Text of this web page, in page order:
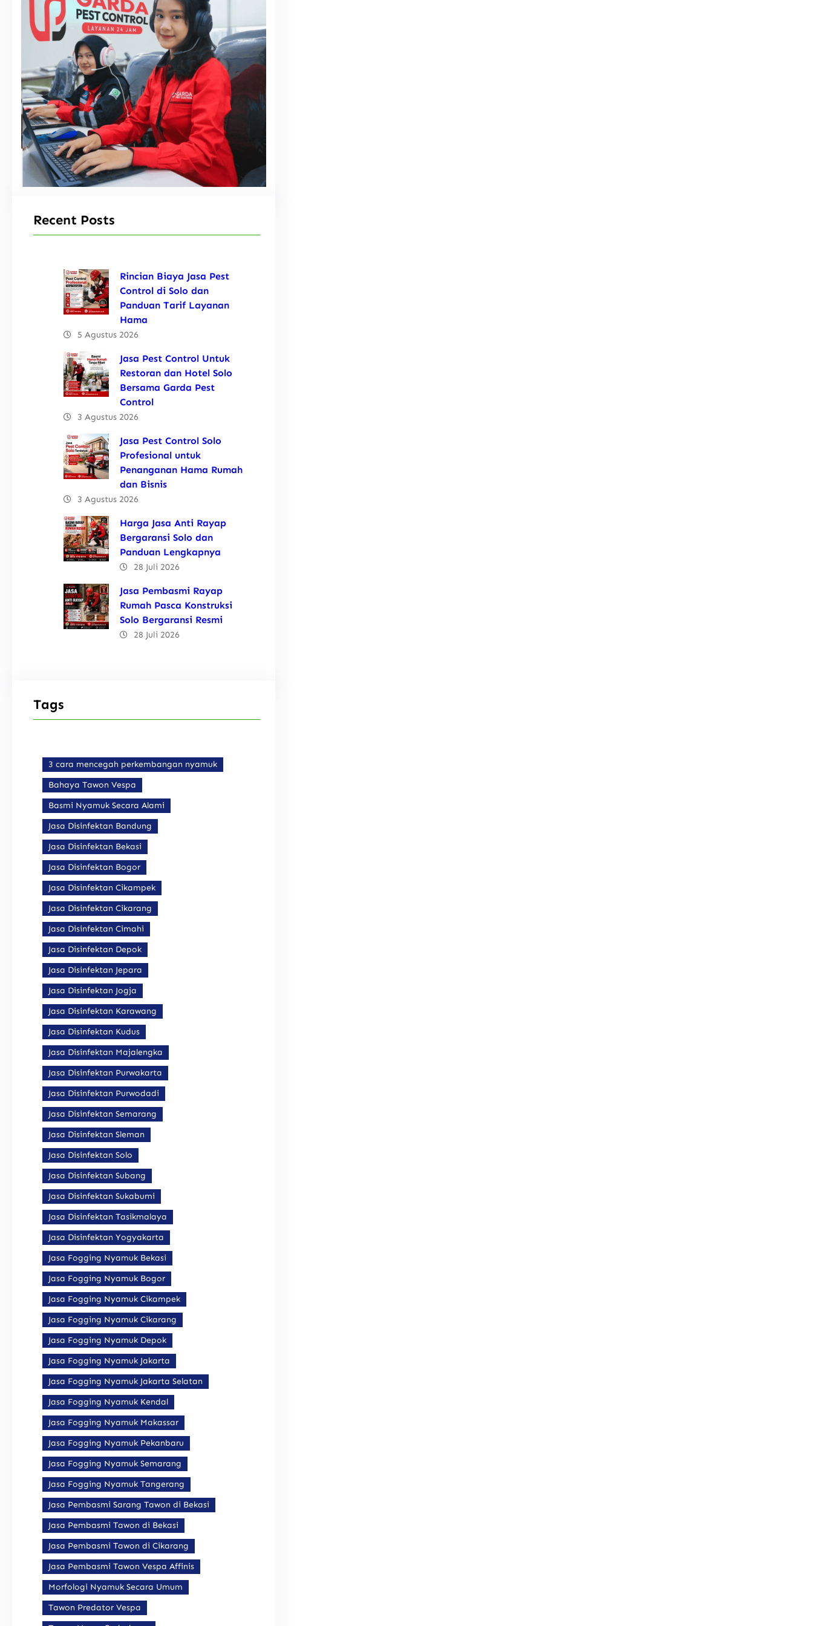
Recent Posts
Rincian Biaya Jasa Pest
Control di Solo dan
Panduan Tarif Layanan
Hama
5 Agustus 2026
Jasa Pest Control Untuk
Restoran dan Hotel Solo
Bersama Garda Pest
Control
3 Agustus 2026
Jasa Pest Control Solo
Profesional untuk
Penanganan Hama Rumah
dan Bisnis
3 Agustus 2026
Harga Jasa Anti Rayap
Bergaransi Solo dan
Panduan Lengkapnya
28 Juli 2026
Jasa Pembasmi Rayap
Rumah Pasca Konstruksi
Solo Bergaransi Resmi
28 Juli 2026
Tags
3 cara mencegah perkembangan nyamuk
Bahaya Tawon Vespa
Basmi Nyamuk Secara Alami
Jasa Disinfektan Bandung
Jasa Disinfektan Bekasi
Jasa Disinfektan Bogor
Jasa Disinfektan Cikampek
Jasa Disinfektan Cikarang
Jasa Disinfektan Cimahi
Jasa Disinfektan Depok
Jasa Disinfektan Jepara
Jasa Disinfektan Jogja
Jasa Disinfektan Karawang
Jasa Disinfektan Kudus
Jasa Disinfektan Majalengka
Jasa Disinfektan Purwakarta
Jasa Disinfektan Purwodadi
Jasa Disinfektan Semarang
Jasa Disinfektan Sleman
Jasa Disinfektan Solo
Jasa Disinfektan Subang
Jasa Disinfektan Sukabumi
Jasa Disinfektan Tasikmalaya
Jasa Disinfektan Yogyakarta
Jasa Fogging Nyamuk Bekasi
Jasa Fogging Nyamuk Bogor
Jasa Fogging Nyamuk Cikampek
Jasa Fogging Nyamuk Cikarang
Jasa Fogging Nyamuk Depok
Jasa Fogging Nyamuk Jakarta
Jasa Fogging Nyamuk Jakarta Selatan
Jasa Fogging Nyamuk Kendal
Jasa Fogging Nyamuk Makassar
Jasa Fogging Nyamuk Pekanbaru
Jasa Fogging Nyamuk Semarang
Jasa Fogging Nyamuk Tangerang
Jasa Pembasmi Sarang Tawon di Bekasi
Jasa Pembasmi Tawon di Bekasi
Jasa Pembasmi Tawon di Cikarang
Jasa Pembasmi Tawon Vespa Affinis
Morfologi Nyamuk Secara Umum
Tawon Predator Vespa